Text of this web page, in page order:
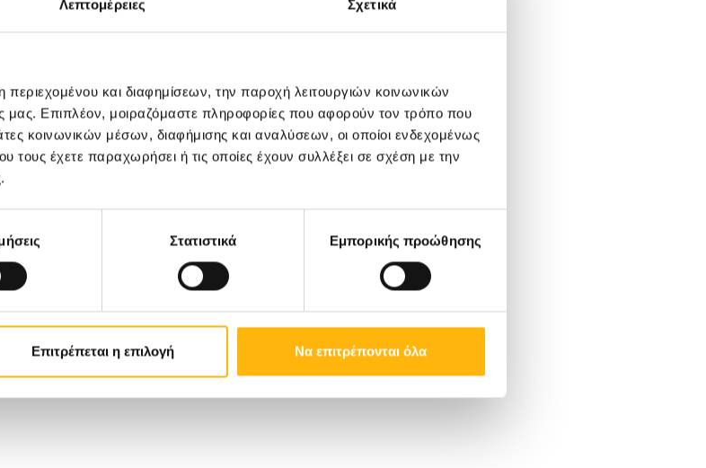
Λεπτομέρειες Σχετικά
περιεχομένου και διαφημίσεων, την παροχή λειτουργιών κοινωνικών
μας. Επιπλέον, μοιραζόμαστε πληροφορίες που αφορούν τον τρόπο που
κοινωνικών μέσων, διαφήμισης και αναλύσεων, οι οποίοι ενδεχομένως
τους έχετε παραχωρήσει ή τις οποίες έχουν συλλέξει σε σχέση με την
Στατιστικά Εμπορικής προώθησης
Επιτρέπεται η επιλογή Να επιτρέπονται όλα
στον εγκέφαλο.
ο έλεγχος της